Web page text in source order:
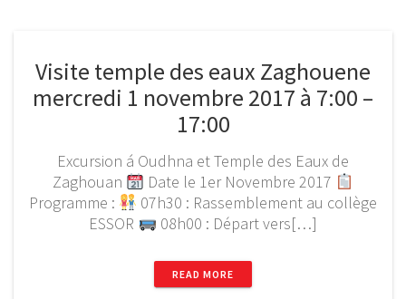
Visite temple des eaux Zaghouene
mercredi 1 novembre 2017 à 7:00 –
17:00
Excursion á Oudhna et Temple des Eaux de
Zaghouan
Date le 1er Novembre 2017
Programme :
07h30 : Rassemblement au collège
ESSOR
08h00 : Départ vers[…]
READ MORE